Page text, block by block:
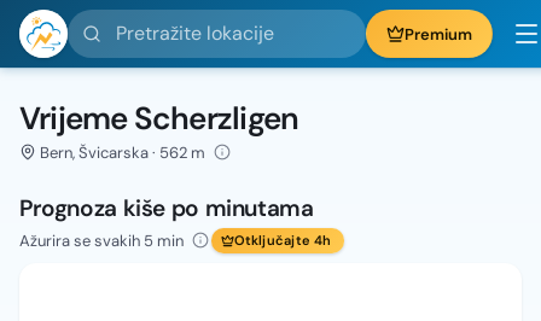
Pretražite lokacije Premium
Vrijeme Scherzligen
Bern, Švicarska · 562 m
Prognoza kiše po minutama
Ažurira se svakih 5 min Otključajte 4h